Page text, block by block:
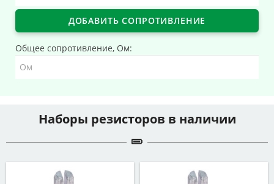
ДОБАВИТЬ СОПРОТИВЛЕНИЕ
Общее сопротивление, Ом:
Наборы резисторов в наличии